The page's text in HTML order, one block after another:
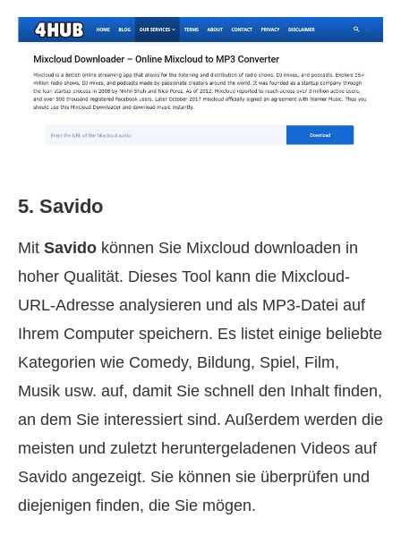
5. Savido
Mit Savido können Sie Mixcloud downloaden in
hoher Qualität. Dieses Tool kann die Mixcloud-
URL-Adresse analysieren und als MP3-Datei auf
Ihrem Computer speichern. Es listet einige beliebte
Kategorien wie Comedy, Bildung, Spiel, Film,
Musik usw. auf, damit Sie schnell den Inhalt finden,
an dem Sie interessiert sind. Außerdem werden die
meisten und zuletzt heruntergeladenen Videos auf
Savido angezeigt. Sie können sie überprüfen und
diejenigen finden, die Sie mögen.